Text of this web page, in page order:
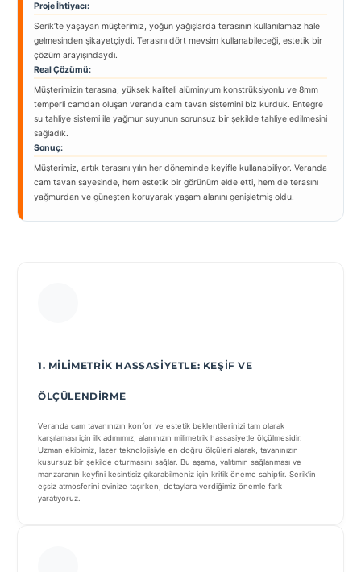
Proje İhtiyacı:
Serik’te yaşayan müşterimiz, yoğun yağışlarda terasının kullanılamaz hale
gelmesinden şikayetçiydi. Terasını dört mevsim kullanabileceği, estetik bir
çözüm arayışındaydı.
Real Çözümü:
Müşterimizin terasına, yüksek kaliteli alüminyum konstrüksiyonlu ve 8mm
temperli camdan oluşan veranda cam tavan sistemini biz kurduk. Entegre
su tahliye sistemi ile yağmur suyunun sorunsuz bir şekilde tahliye edilmesini
sağladık.
Sonuç:
Müşterimiz, artık terasını yılın her döneminde keyifle kullanabiliyor. Veranda
cam tavan sayesinde, hem estetik bir görünüm elde etti, hem de terasını
yağmurdan ve güneşten koruyarak yaşam alanını genişletmiş oldu.
1. MILIMETRIK HASSASIYETLE: KEŞIF VE
ÖLÇÜLENDIRME
Veranda cam tavanınızın konfor ve estetik beklentilerinizi tam olarak
karşılaması için ilk adımımız, alanınızın milimetrik hassasiyetle ölçülmesidir.
Uzman ekibimiz, lazer teknolojisiyle en doğru ölçüleri alarak, tavanınızın
kusursuz bir şekilde oturmasını sağlar. Bu aşama, yalıtımın sağlanması ve
manzaranın keyfini kesintisiz çıkarabilmeniz için kritik öneme sahiptir. Serik’in
eşsiz atmosferini evinize taşırken, detaylara verdiğimiz önemle fark
yaratıyoruz.